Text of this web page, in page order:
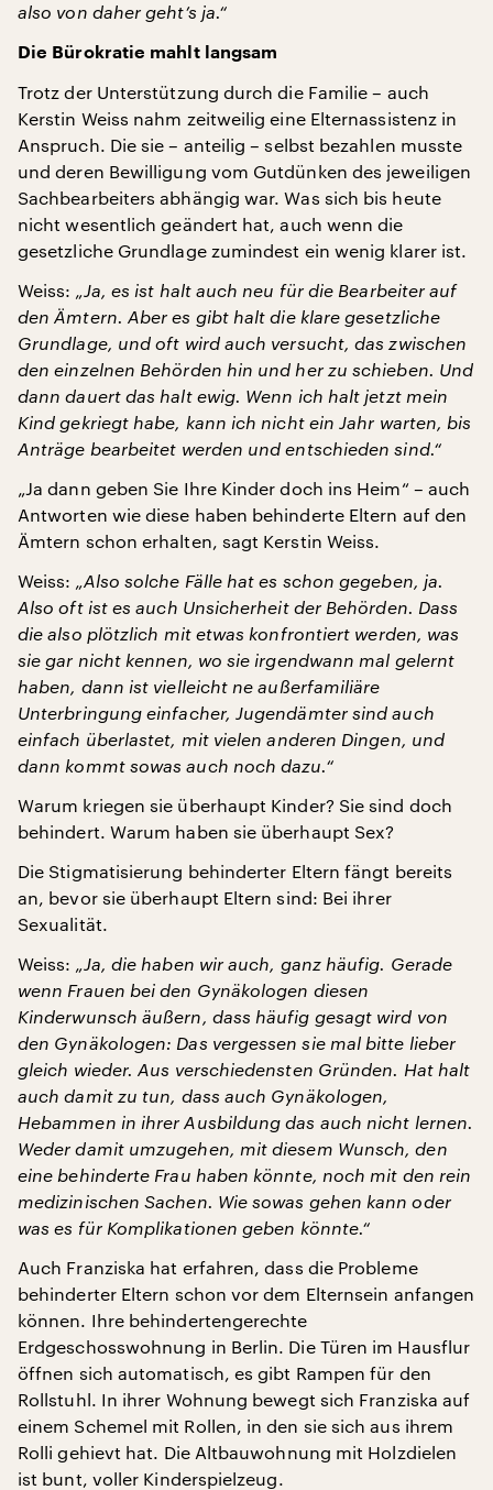
also von daher geht’s ja.“
Die Bürokratie mahlt langsam
Trotz der Unterstützung durch die Familie – auch
Kerstin Weiss nahm zeitweilig eine Elternassistenz in
Anspruch. Die sie – anteilig – selbst bezahlen musste
und deren Bewilligung vom Gutdünken des jeweiligen
Sachbearbeiters abhängig war. Was sich bis heute
nicht wesentlich geändert hat, auch wenn die
gesetzliche Grundlage zumindest ein wenig klarer ist.
Weiss: „Ja, es ist halt auch neu für die Bearbeiter auf
den Ämtern. Aber es gibt halt die klare gesetzliche
Grundlage, und oft wird auch versucht, das zwischen
den einzelnen Behörden hin und her zu schieben. Und
dann dauert das halt ewig. Wenn ich halt jetzt mein
Kind gekriegt habe, kann ich nicht ein Jahr warten, bis
Anträge bearbeitet werden und entschieden sind.“
„Ja dann geben Sie Ihre Kinder doch ins Heim“ – auch
Antworten wie diese haben behinderte Eltern auf den
Ämtern schon erhalten, sagt Kerstin Weiss.
Weiss: „Also solche Fälle hat es schon gegeben, ja.
Also oft ist es auch Unsicherheit der Behörden. Dass
die also plötzlich mit etwas konfrontiert werden, was
sie gar nicht kennen, wo sie irgendwann mal gelernt
haben, dann ist vielleicht ne außerfamiliäre
Unterbringung einfacher, Jugendämter sind auch
einfach überlastet, mit vielen anderen Dingen, und
dann kommt sowas auch noch dazu.“
Warum kriegen sie überhaupt Kinder? Sie sind doch
behindert. Warum haben sie überhaupt Sex?
Die Stigmatisierung behinderter Eltern fängt bereits
an, bevor sie überhaupt Eltern sind: Bei ihrer
Sexualität.
Weiss: „Ja, die haben wir auch, ganz häufig. Gerade
wenn Frauen bei den Gynäkologen diesen
Kinderwunsch äußern, dass häufig gesagt wird von
den Gynäkologen: Das vergessen sie mal bitte lieber
gleich wieder. Aus verschiedensten Gründen. Hat halt
auch damit zu tun, dass auch Gynäkologen,
Hebammen in ihrer Ausbildung das auch nicht lernen.
Weder damit umzugehen, mit diesem Wunsch, den
eine behinderte Frau haben könnte, noch mit den rein
medizinischen Sachen. Wie sowas gehen kann oder
was es für Komplikationen geben könnte.“
Auch Franziska hat erfahren, dass die Probleme
behinderter Eltern schon vor dem Elternsein anfangen
können. Ihre behindertengerechte
Erdgeschosswohnung in Berlin. Die Türen im Hausflur
öffnen sich automatisch, es gibt Rampen für den
Rollstuhl. In ihrer Wohnung bewegt sich Franziska auf
einem Schemel mit Rollen, in den sie sich aus ihrem
Rolli gehievt hat. Die Altbauwohnung mit Holzdielen
ist bunt, voller Kinderspielzeug.